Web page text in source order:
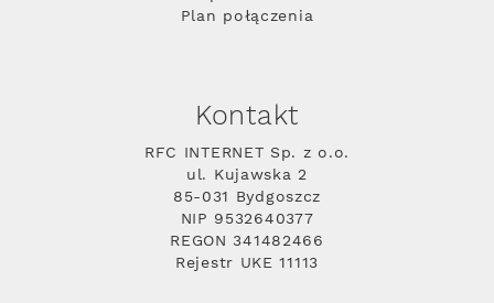
Plan połączenia
Kontakt
RFC INTERNET Sp. z o.o.
ul. Kujawska 2
85-031 Bydgoszcz
NIP 9532640377
REGON 341482466
Rejestr UKE 11113